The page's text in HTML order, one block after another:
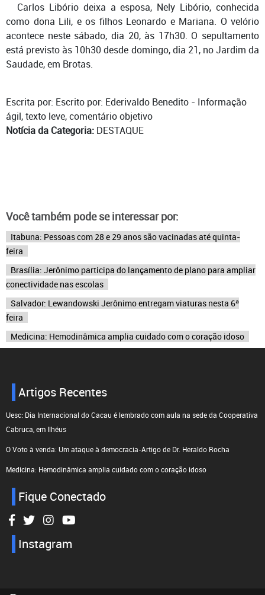
Carlos Libório deixa a esposa, Nely Libório, conhecida
como dona Lili, e os filhos Leonardo e Mariana. O velório
acontece neste sábado, dia 20, às 17h30. O sepultamento
está previsto às 10h30 desde domingo, dia 21, no Jardim da
Saudade, em Brotas.
Escrita por: Escrito por: Ederivaldo Benedito - Informação
ágil, texto leve, comentário objetivo
Notícia da Categoria: DESTAQUE
Você também pode se interessar por:
Itabuna: Pessoas com 28 e 29 anos são vacinadas até quinta-
feira
Brasília: Jerônimo participa do lançamento de plano para ampliar
conectividade nas escolas
Salvador: Lewandowski Jerônimo entregam viaturas nesta 6ª
feira
Medicina: Hemodinâmica amplia cuidado com o coração idoso
Artigos Recentes
Uesc: Dia Internacional do Cacau é lembrado com aula na sede da Cooperativa
Cabruca, em Ilhéus
O Voto à venda: Um ataque à democracia-Artigo de Dr. Heraldo Rocha
Medicina: Hemodinâmica amplia cuidado com o coração idoso
Fique Conectado
Instagram